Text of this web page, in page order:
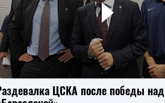
ЦСКА после победы над